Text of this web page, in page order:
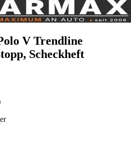
V Trendline
Scheckheft